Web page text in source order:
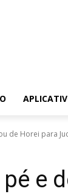
de Horei para
e